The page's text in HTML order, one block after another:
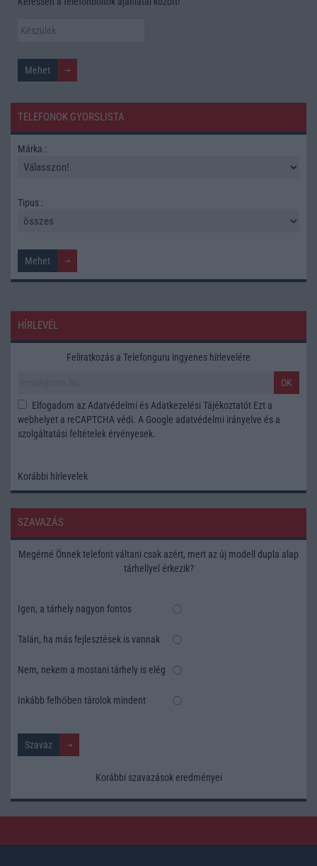
TELEFONOK GYORSLISTA
Márka :
Tipus :
HÍRLEVÉL
Feliratkozás a Telefonguru ingyenes hírlevelére
OK
Elfogadom az Adatvédelmi és Adatkezelési Tájékoztatót Ezt a
webhelyet a reCAPTCHA védi. A Google adatvédelmi irányelve és a
szolgáltatási feltételek érvényesek.
Korábbi hírlevelek
SZAVAZÁS
Megérné Önnek telefont váltani csak azért, mert az új modell dupla alap
tárhellyel érkezik?
Igen, a tárhely nagyon fontos
Talán, ha más fejlesztések is vannak
Nem, nekem a mostani tárhely is elég
Inkább felhőben tárolok mindent
Korábbi szavazások eredményei